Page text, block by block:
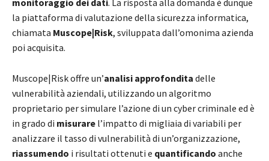
la piattaforma di valutazione della sicurezza informatica,
chiamata Muscope|Risk, sviluppata dall’omonima azienda
poi acquisita.
Muscope|Risk offre un’analisi approfondita delle
vulnerabilità aziendali, utilizzando un algoritmo
proprietario per simulare l’azione di un cyber criminale ed è
in grado di misurare l’impatto di migliaia di variabili per
analizzare il tasso di vulnerabilità di un’organizzazione,
riassumendo i risultati ottenuti e quantificando anche